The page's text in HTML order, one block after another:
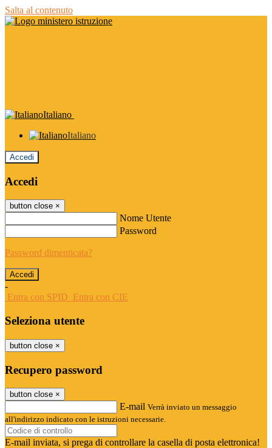
Salta al contenuto
Italiano
Italiano
Accedi
Accedi
button close ×
Nome Utente
Password
Password dimenticata?
-
Entra con SPID Entra con CIE
Seleziona utente
button close ×
Recupero password
button close ×
E-mail Verrà inviato un messaggio
all'indirizzo indicato con le istruzioni necessarie.
E-mail inviata, si prega di controllare la casella di posta elettronica!